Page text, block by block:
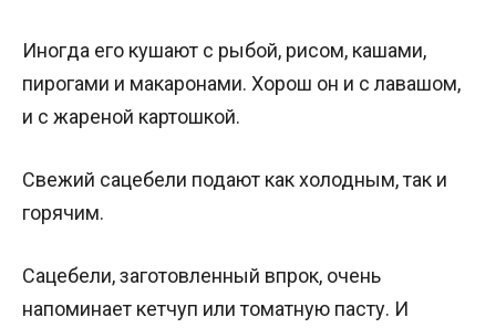
Иногда его кушают с рыбой, рисом, кашами,
пирогами и макаронами. Хорош он и с лавашом,
и с жареной картошкой.
Свежий сацебели подают как холодным, так и
горячим.
Сацебели, заготовленный впрок, очень
напоминает кетчуп или томатную пасту. И